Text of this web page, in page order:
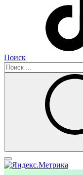
Поиск